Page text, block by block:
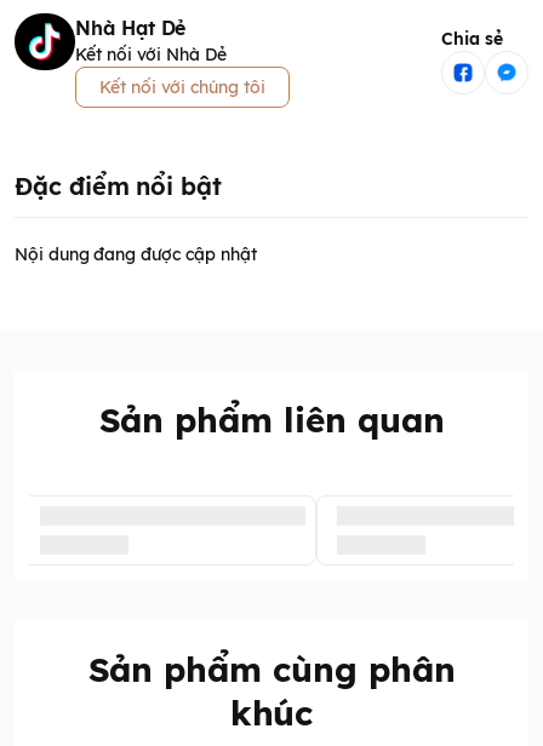
Nhà Hạt Dẻ
Kết nối với Nhà Dẻ
Kết nối với chúng tôi
Chia sẻ
Đặc điểm nổi bật
Nội dung đang được cập nhật
Sản phẩm liên quan
Sản phẩm cùng phân
khúc